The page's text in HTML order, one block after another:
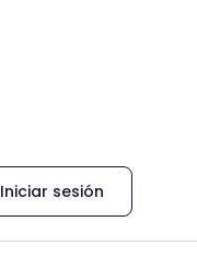
Iniciar sesión